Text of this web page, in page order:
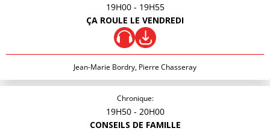
19H00 - 19H55
ÇA ROULE LE VENDREDI
Jean-Marie Bordry, Pierre Chasseray
Chronique:
19H50 - 20H00
CONSEILS DE FAMILLE